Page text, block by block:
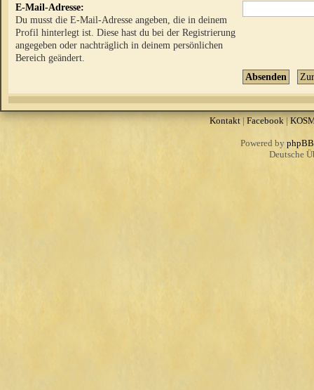
E-Mail-Adresse:
Du musst die E-Mail-Adresse angeben, die in deinem
Profil hinterlegt ist. Diese hast du bei der Registrierung
angegeben oder nachträglich in deinem persönlichen
Bereich geändert.
Kontakt| Facebook |
Powered by phpBB
Deutsche